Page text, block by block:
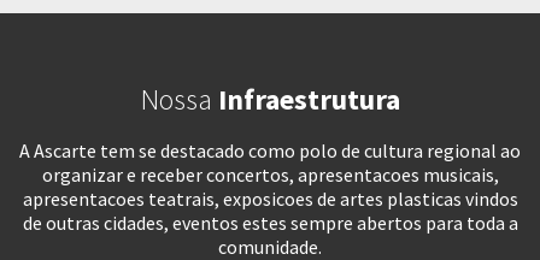
Nossa Infraestrutura
A Ascarte tem se destacado como polo de cultura regional ao
organizar e receber concertos, apresentacoes musicais,
apresentacoes teatrais, exposicoes de artes plasticas vindos
de outras cidades, eventos estes sempre abertos para toda a
comunidade.